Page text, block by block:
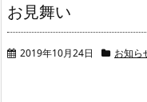
お見舞い
2019年10月24日 お知ら